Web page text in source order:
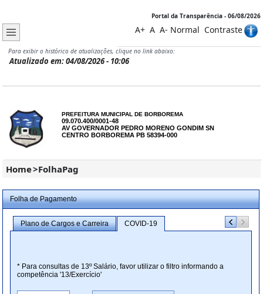
Portal da Transparência - 06/08/2026
A+ A A- Normal Contraste
Para exibir o histórico de atualizações, clique no link abaixo:
Atualizado em: 04/08/2026 - 10:06
PREFEITURA MUNICIPAL DE BORBOREMA
09.070.400/0001-48
AV GOVERNADOR PEDRO MORENO GONDIM SN
CENTRO BORBOREMA PB 58394-000
Home>FolhaPag
Folha de Pagamento
Plano de Cargos e Carreira COVID-19
* Para consultas de 13º Salário, favor utilizar o filtro informando a
competência '13/Exercício'